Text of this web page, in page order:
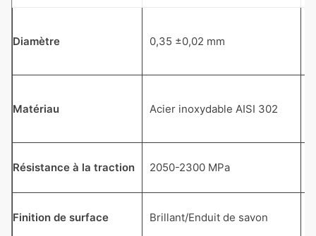
Diamètre 0,35 ±0,02 mm
Matériau Acier inoxydable AISI 302
Résistance à la traction 2050-2300 MPa
Finition de surface Brillant/Enduit de savon